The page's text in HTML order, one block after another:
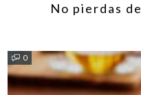
No pierdas
0